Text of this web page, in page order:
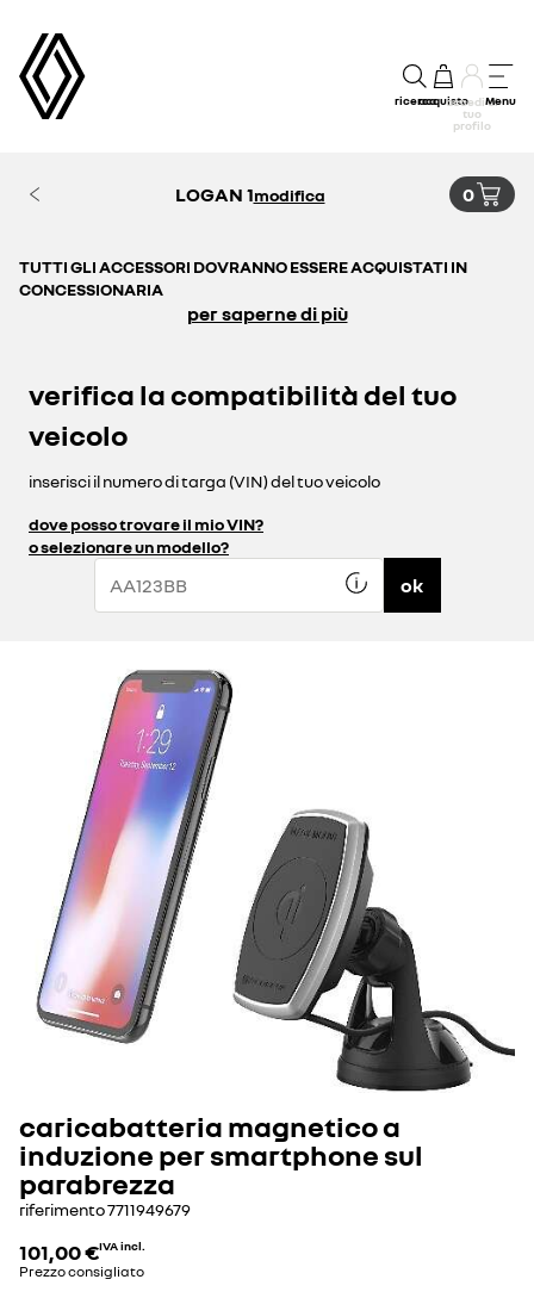
ricercaacquistoaccedi al
tuo
profilo
Menu
LOGAN 1modifica 0
TUTTI GLI ACCESSORI DOVRANNO ESSERE ACQUISTATI IN
CONCESSIONARIA
per saperne di più
verifica la compatibilità del tuo
veicolo
inserisci il numero di targa (VIN) del tuo veicolo
dove posso trovare il mio VIN?
o selezionare un modello?
ok
caricabatteria magnetico a
induzione per smartphone sul
parabrezza
riferimento7711949679
101,00 €IVA incl.
Prezzo consigliato